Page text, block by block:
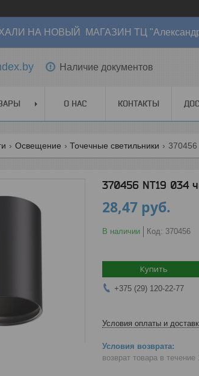
НА НОВЫЙ МАГАЗИН ТЦ
Наличие документов
О НАС КОНТАКТЫ
Освещение Точечные светильники
370456 NT19 034
28,47 руб.
В наличии Код: 370456
Купить
+375 (29) 120-22-77
Условия оплаты и
возврат товара в течение